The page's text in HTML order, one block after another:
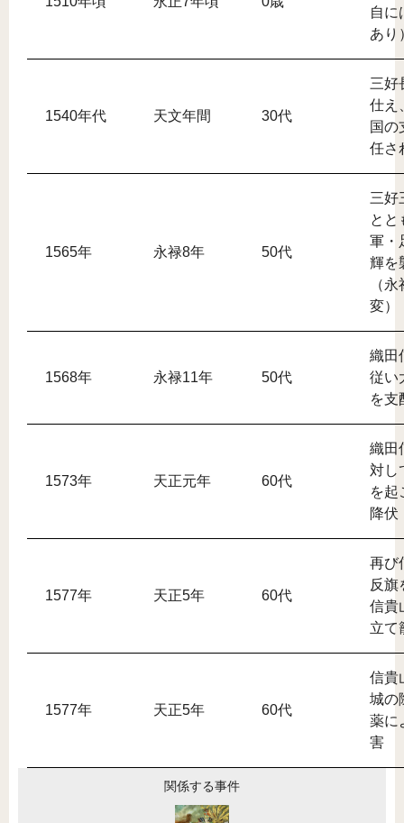
自に
あり
1540年代 天文年間 30代
三好
仕え
国の
任さ
1565年 永禄8年 50代
三好
とと
軍・
輝を
（
変）
1568年 永禄11年 50代
織田
従い
を支
1573年 天正元年 60代
織田
対し
を起
降伏
1577年 天正5年 60代
再び
反旗
信貴
立て
1577年 天正5年 60代
信貴
城の
薬に
害
関係する事件